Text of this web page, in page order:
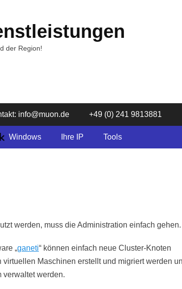
der Region!
info@muon.de +49 (0) 241 9813881
Windows Ihre IP Tools
werden, muss die Administration einfach gehen.
„ganeti“ können einfach neue Cluster-Knoten
virtuellen Maschinen erstellt und migriert werden
verwaltet werden.